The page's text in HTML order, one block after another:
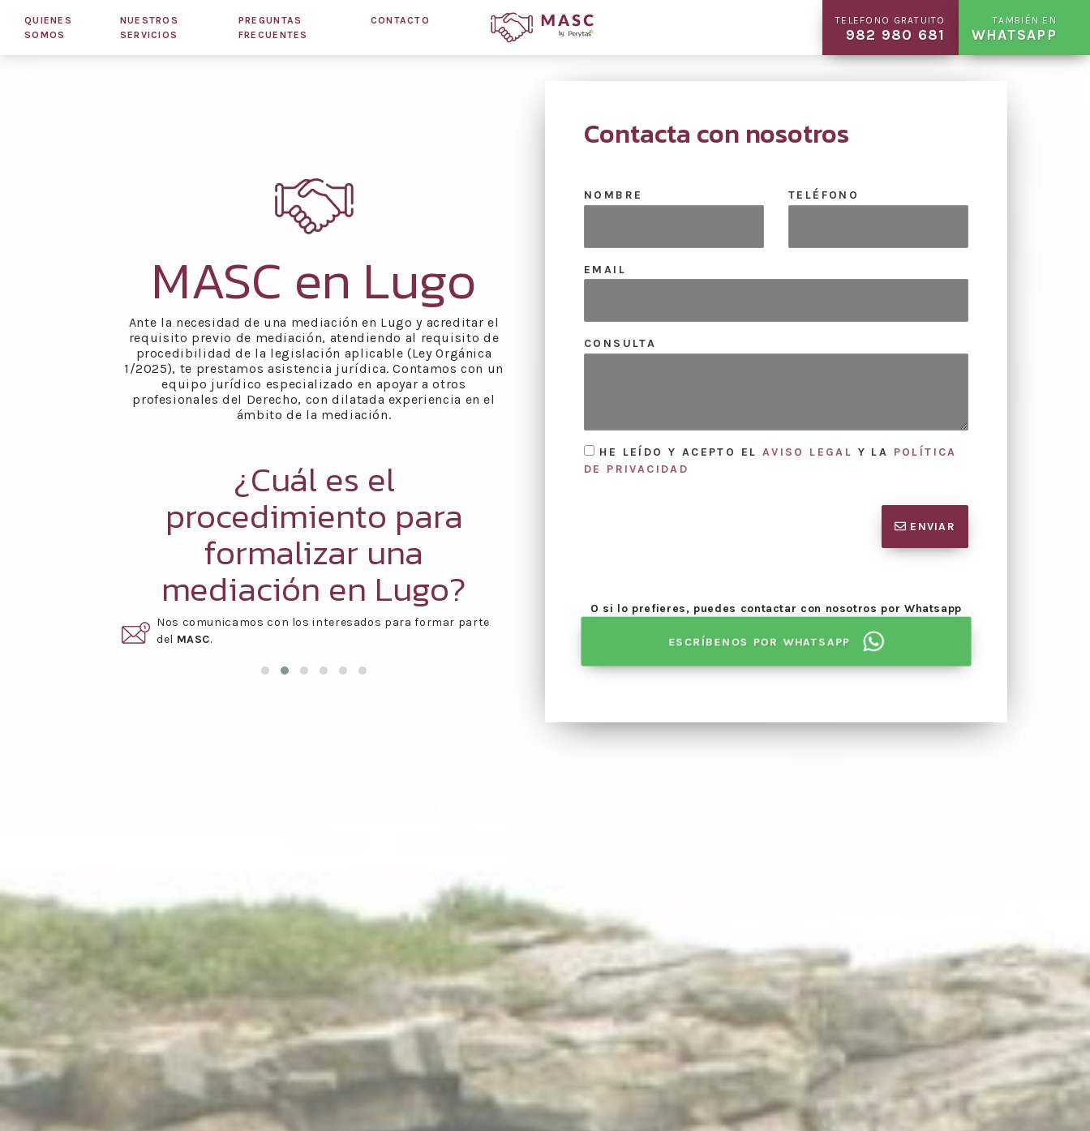
QUIENES
SOMOS
NUESTROS
SERVICIOS
PREGUNTAS
FRECUENTES
CONTACTO TELEFONO GRATUITO
982 980 681
TAMBIÉN EN
WHATSAPP
MASC en Lugo
Ante la necesidad de una mediación en Lugo y acreditar el
requisito previo de mediación, atendiendo al requisito de
procedibilidad de la legislación aplicable (Ley Orgánica
1/2025), te prestamos asistencia jurídica. Contamos con un
equipo jurídico especializado en apoyar a otros
profesionales del Derecho, con dilatada experiencia en el
ámbito de la mediación.
¿Cuál es el
procedimiento para
formalizar una
mediación en Lugo?
Nos comunicamos con los interesados para formar parte
del MASC.
Contacta con nosotros
NOMBRE TELÉFONO
EMAIL
CONSULTA
HE LEÍDO Y ACEPTO EL AVISO LEGAL Y LA POLÍTICA
DE PRIVACIDAD
ENVIAR
O si lo prefieres, puedes contactar con nosotros por Whatsapp
ESCRÍBENOS POR WHATSAPP